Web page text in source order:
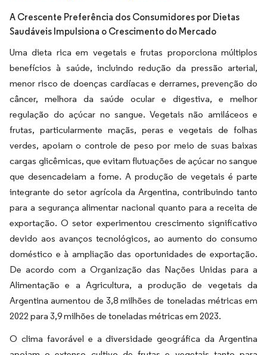
A Crescente Preferência dos Consumidores por Dietas
Saudáveis Impulsiona o Crescimento do Mercado
Uma dieta rica em vegetais e frutas proporciona múltiplos
benefícios à saúde, incluindo redução da pressão arterial,
menor risco de doenças cardíacas e derrames, prevenção do
câncer, melhora da saúde ocular e digestiva, e melhor
regulação do açúcar no sangue. Vegetais não amiláceos e
frutas, particularmente maçãs, peras e vegetais de folhas
verdes, apoiam o controle de peso por meio de suas baixas
cargas glicêmicas, que evitam flutuações de açúcar no sangue
que desencadeiam a fome. A produção de vegetais é parte
integrante do setor agrícola da Argentina, contribuindo tanto
para a segurança alimentar nacional quanto para a receita de
exportação. O setor experimentou crescimento significativo
devido aos avanços tecnológicos, ao aumento do consumo
doméstico e à ampliação das oportunidades de exportação.
De acordo com a Organização das Nações Unidas para a
Alimentação e a Agricultura, a produção de vegetais da
Argentina aumentou de 3,8 milhões de toneladas métricas em
2022 para 3,9 milhões de toneladas métricas em 2023.
O clima favorável e a diversidade geográfica da Argentina